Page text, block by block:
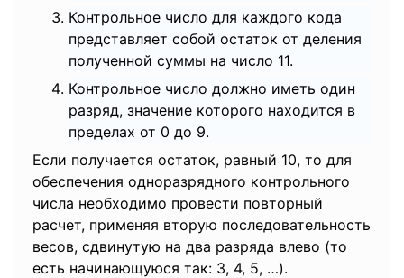
Контрольное число для каждого кода
представляет собой остаток от деления
полученной суммы на число 11.
Контрольное число должно иметь один
разряд, значение которого находится в
пределах от 0 до 9.
Если получается остаток, равный 10, то для
обеспечения одноразрядного контрольного
числа необходимо провести повторный
расчет, применяя вторую последовательность
весов, сдвинутую на два разряда влево (то
есть начинающуюся так: 3, 4, 5, …).